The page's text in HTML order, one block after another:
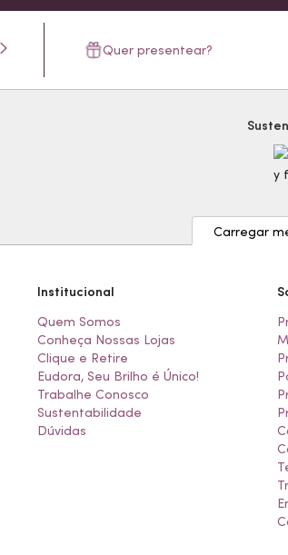
Quer presentear?
Carregar
Institucional
Quem Somos
Conheça Nossas Lojas
Clique e Retire
Eudora, Seu Brilho é Único!
Trabalhe Conosco
Sustentabilidade
Dúvidas